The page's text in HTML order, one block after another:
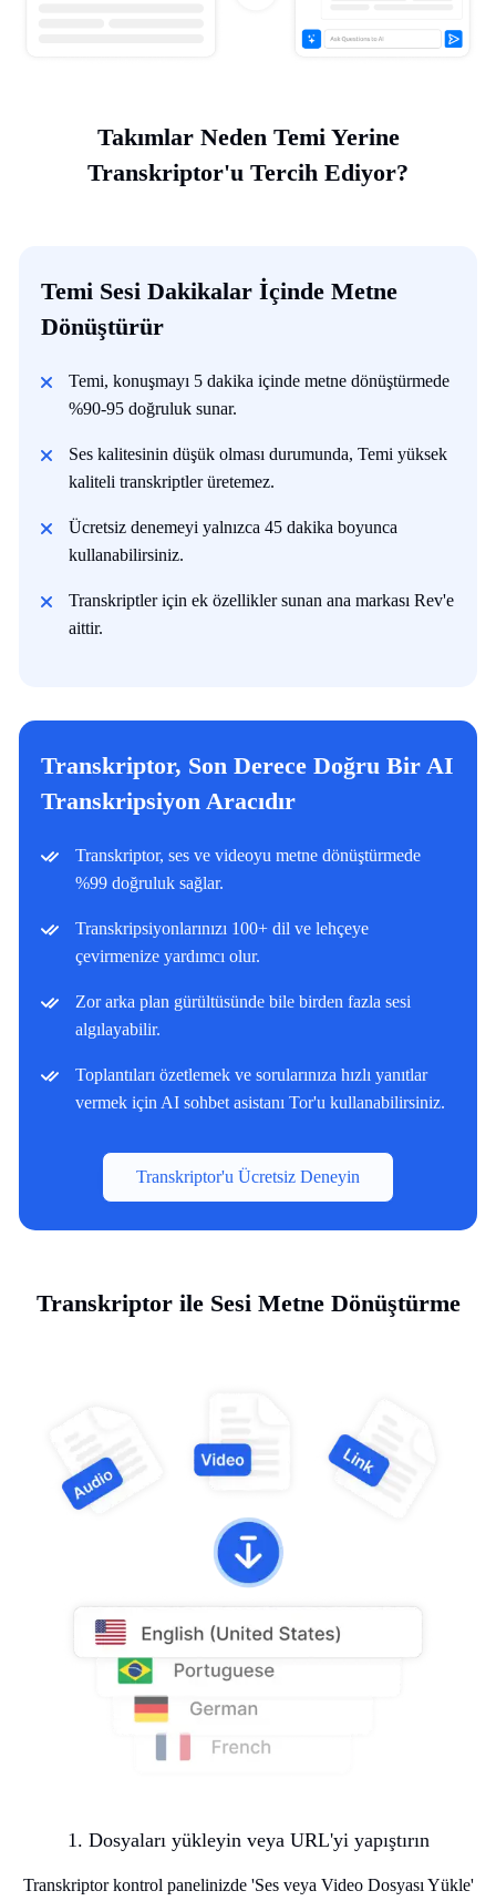
Takımlar Neden Temi Yerine
Transkriptor'u Tercih Ediyor?
Temi Sesi Dakikalar İçinde Metne
Dönüştürür
Temi, konuşmayı 5 dakika içinde metne dönüştürmede
%90-95 doğruluk sunar.
Ses kalitesinin düşük olması durumunda, Temi yüksek
kaliteli transkriptler üretemez.
Ücretsiz denemeyi yalnızca 45 dakika boyunca
kullanabilirsiniz.
Transkriptler için ek özellikler sunan ana markası Rev'e
aittir.
Transkriptor, Son Derece Doğru Bir AI
Transkripsiyon Aracıdır
Transkriptor, ses ve videoyu metne dönüştürmede
%99 doğruluk sağlar.
Transkripsiyonlarınızı 100+ dil ve lehçeye
çevirmenize yardımcı olur.
Zor arka plan gürültüsünde bile birden fazla sesi
algılayabilir.
Toplantıları özetlemek ve sorularınıza hızlı yanıtlar
vermek için AI sohbet asistanı Tor'u kullanabilirsiniz.
Transkriptor'u Ücretsiz Deneyin
Transkriptor ile Sesi Metne Dönüştürme
1. Dosyaları yükleyin veya URL'yi yapıştırın
Transkriptor kontrol panelinizde 'Ses veya Video Dosyası Yükle'